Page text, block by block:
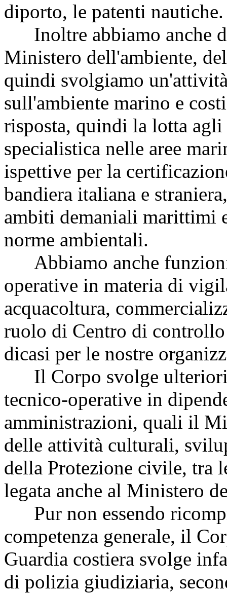
diporto, le patenti nautiche.
Inoltre abbiamo anche
Ministero dell'ambiente,
quindi svolgiamo
sull'ambiente marino e
risposta, quindi la lotta
specialistica nelle aree
ispettive per la
bandiera italiana e
ambiti demaniali marittimi
norme ambientali.
Abbiamo anche
operative in materia di
acquacoltura,
ruolo di Centro di controllo
dicasi per le nostre
Il Corpo svolge ulteriori
tecnico-operative in
amministrazioni, quali il
delle attività culturali,
della Protezione civile, tra
legata anche al Ministero
Pur non essendo
competenza generale, il
Guardia costiera svolge
di polizia giudiziaria,